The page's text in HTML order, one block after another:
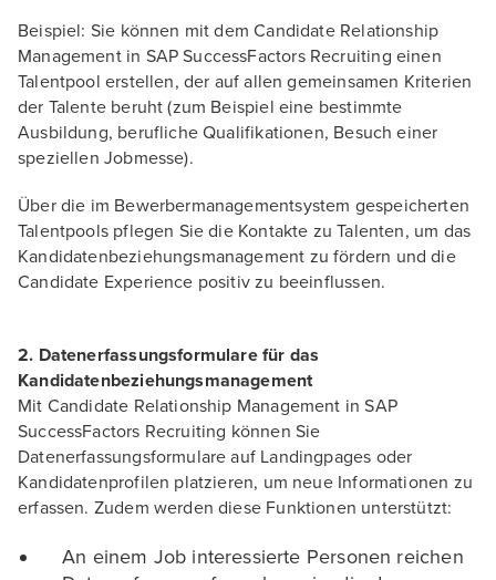
Beispiel: Sie können mit dem Candidate Relationship
Management in SAP SuccessFactors Recruiting einen
Talentpool erstellen, der auf allen gemeinsamen Kriterien
der Talente beruht (zum Beispiel eine bestimmte
Ausbildung, berufliche Qualifikationen, Besuch einer
speziellen Jobmesse).
Über die im Bewerbermanagementsystem gespeicherten
Talentpools pflegen Sie die Kontakte zu Talenten, um das
Kandidatenbeziehungsmanagement zu fördern und die
Candidate Experience positiv zu beeinflussen.
2. Datenerfassungsformulare für das
Kandidatenbeziehungsmanagement
Mit Candidate Relationship Management in SAP
SuccessFactors Recruiting können Sie
Datenerfassungsformulare auf Landingpages oder
Kandidatenprofilen platzieren, um neue Informationen zu
erfassen. Zudem werden diese Funktionen unterstützt:
An einem Job interessierte Personen reichen